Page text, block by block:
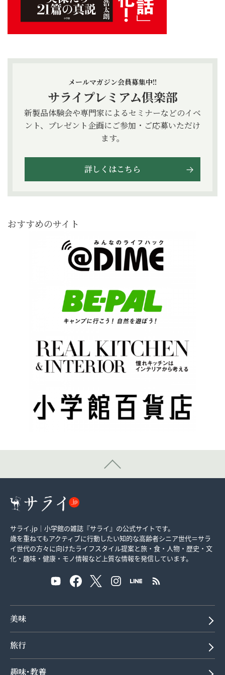
メールマガジン会員募集中!!
サライプレミアム倶楽部
新製品体験会や専門家によるセミナーなどのイベ
ント、プレゼント企画にご参加・ご応募いただけ
ます。
詳しくはこちら
おすすめのサイト
サライ.jp｜小学館の雑誌『サライ』の公式サイトです。
歳を重ねてもアクティブに行動したい知的な高齢者シニア世代＝サラ
イ世代の方々に向けたライフスタイル提案と旅・食・人物・歴史・文
化・趣味・健康・モノ情報など上質な情報を発信しています。
美味
旅行
趣味･教養